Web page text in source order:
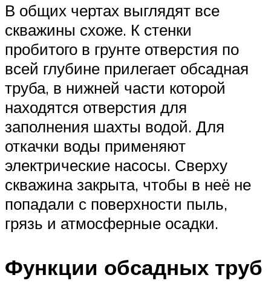
В общих чертах выглядят все
скважины схоже. К стенки
пробитого в грунте отверстия по
всей глубине прилегает обсадная
труба, в нижней части которой
находятся отверстия для
заполнения шахты водой. Для
откачки воды применяют
электрические насосы. Сверху
скважина закрыта, чтобы в неё не
попадали с поверхности пыль,
грязь и атмосферные осадки.
Функции обсадных труб